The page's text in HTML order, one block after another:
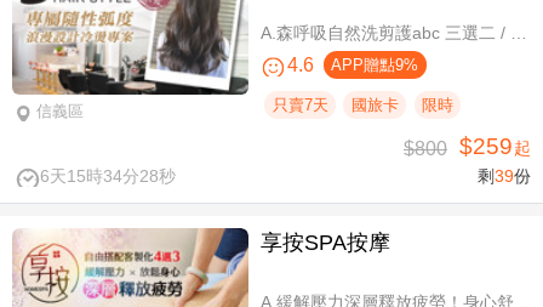
信義區
4.6 APP贈點9%
只賣7天 國旅卡 限時
6天15時34分27秒
$800 $259起
剩39份
享按SPA按摩